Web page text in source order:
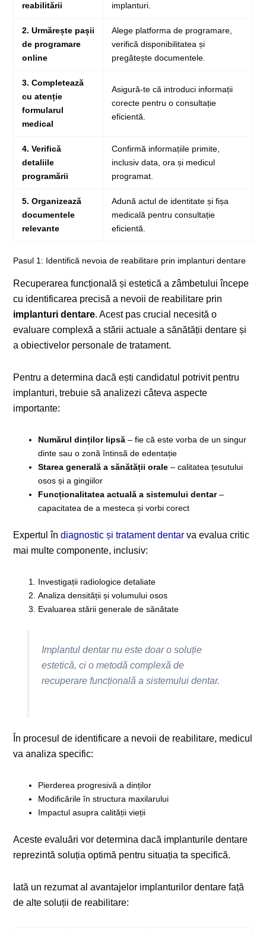
reabilitării
implanturi.
2. Urmărește pașii
de programare
online
Alege platforma de programare,
verifică disponibilitatea și
pregătește documentele.
3. Completează
cu atenție
formularul
medical
Asigură-te că introduci informații
corecte pentru o consultație
eficientă.
4. Verifică
detaliile
programării
Confirmă informațiile primite,
inclusiv data, ora și medicul
programat.
5. Organizează
documentele
relevante
Adună actul de identitate și fișa
medicală pentru consultație
eficientă.
Pasul 1: Identifică nevoia de reabilitare prin implanturi dentare
Recuperarea funcțională și estetică a zâmbetului începe
cu identificarea precisă a nevoii de reabilitare prin
implanturi dentare. Acest pas crucial necesită o
evaluare complexă a stării actuale a sănătății dentare și
a obiectivelor personale de tratament.
Pentru a determina dacă ești candidatul potrivit pentru
implanturi, trebuie să analizezi câteva aspecte
importante:
Numărul dinților lipsă – fie că este vorba de un singur
dinte sau o zonă întinsă de edentație
Starea generală a sănătății orale – calitatea țesutului
osos și a gingiilor
Funcționalitatea actuală a sistemului dentar–
capacitatea de a mesteca și vorbi corect
Expertul îndiagnostic și tratament dentar va evalua critic
mai multe componente, inclusiv:
Investigații radiologice detaliate
Analiza densității și volumului osos
Evaluarea stării generale de sănătate
Implantul dentar nu este doar o soluție
estetică, ci o metodă complexă de
recuperare funcțională a sistemului dentar.
În procesul de identificare a nevoii de reabilitare, medicul
va analiza specific:
Pierderea progresivă a dinților
Modificările în structura maxilarului
Impactul asupra calității vieții
Aceste evaluări vor determina dacă implanturile dentare
reprezintă soluția optimă pentru situația ta specifică.
Iată un rezumat al avantajelor implanturilor dentare față
de alte soluții de reabilitare: